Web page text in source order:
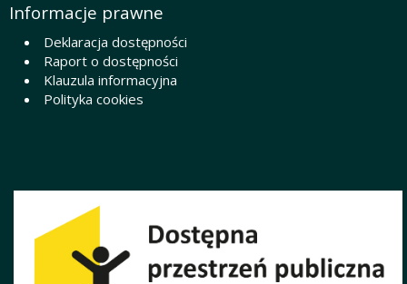
Informacje prawne
Deklaracja dostępności
Raport o dostępności
Klauzula informacyjna
Polityka cookies